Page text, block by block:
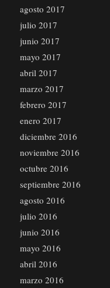
agosto 2017
julio 2017
junio 2017
mayo 2017
abril 2017
marzo 2017
febrero 2017
enero 2017
diciembre 2016
noviembre 2016
octubre 2016
septiembre 2016
agosto 2016
julio 2016
junio 2016
mayo 2016
abril 2016
marzo 2016